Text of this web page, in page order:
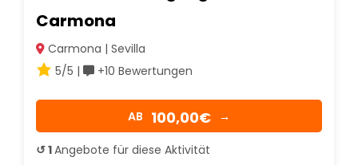
Carmona
Carmona | Sevilla
5/5 |
+10 Bewertungen
AB 100,00€ →
↺ 1Angebote für diese Aktivität